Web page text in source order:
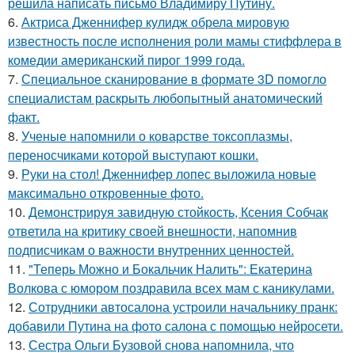
6. Актриса Дженнифер кулидж обрела мировую
известность после исполнения роли мамы стиффлера в
комедии американский пирог 1999 года.
7. Специальное сканирование в формате 3D помогло
специалистам раскрыть любопытный анатомический
факт.
8. Ученые напомнили о коварстве токсоплазмы,
переносчиками которой выступают кошки.
9. Руки на стол! Дженнифер лопес выложила новые
максимально откровенные фото.
10. Демонстрируя завидную стойкость, Ксения Собчак
ответила на критику своей внешности, напомнив
подписчикам о важности внутренних ценностей.
11. "Теперь Можно и Бокальчик Налить": Екатерина
Волкова с юмором поздравила всех мам с каникулами.
12. Сотрудники автосалона устроили начальнику пранк:
добавили Путина на фото салона с помощью нейросети.
13. Сестра Ольги Бузовой снова напомнила, что